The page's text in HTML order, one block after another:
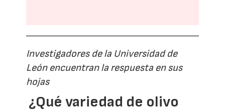
Investigadores de la Universidad de
León encuentran la respuesta en sus
hojas
¿Qué variedad de olivo